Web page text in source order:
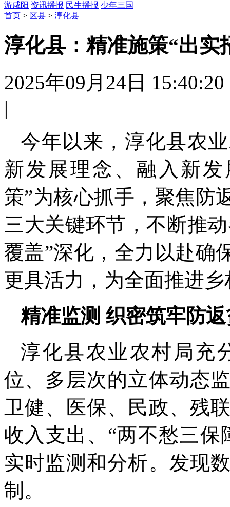
游咸阳 资讯播报 民生播报 少年三国
首页 > 区县 > 淳化县
淳化县：精准施策“出实
2025年09月24日 15:40:20
|
今年以来，淳化县农
新发展理念、融入新
策”为核心抓手，聚焦防
三大关键环节，不断推
覆盖”深化，全力以赴确
更具活力，为全面推进
精准监测 织密筑牢防
淳化县农业农村局充
位、多层次的立体动态
卫健、医保、民政、残
收入支出、“两不愁三
实时监测和分析。发现
制。